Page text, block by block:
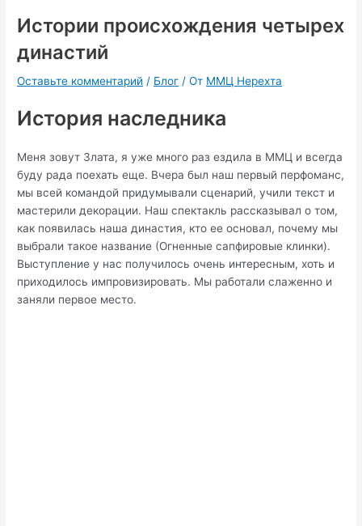
Истории происхождения четырех
династий
Оставьте комментарий / Блог / От ММЦ Нерехта
История наследника
Меня зовут Злата, я уже много раз ездила в ММЦ и всегда
буду рада поехать еще. Вчера был наш первый перфоманс,
мы всей командой придумывали сценарий, учили текст и
мастерили декорации. Наш спектакль рассказывал о том,
как появилась наша династия, кто ее основал, почему мы
выбрали такое название (Огненные сапфировые клинки).
Выступление у нас получилось очень интересным, хоть и
приходилось импровизировать. Мы работали слаженно и
заняли первое место.